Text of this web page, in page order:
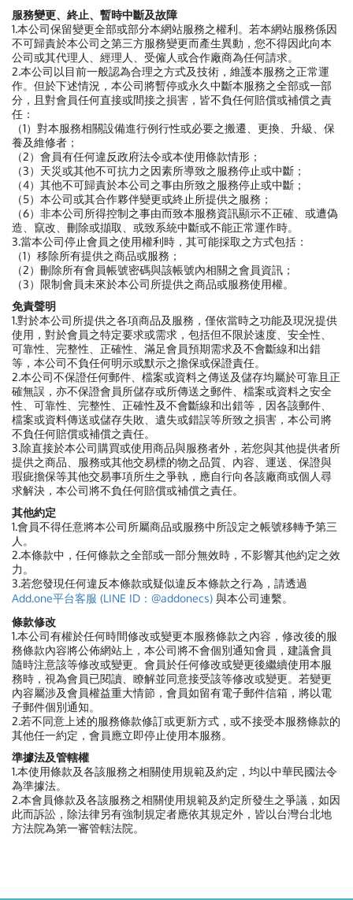
服務變更、終止、暫時中斷及故障
1.本公司保留變更全部或部分本網站服務之權利。若本網站服務係因
不可歸責於本公司之第三方服務變更而產生異動，您不得因此向本
公司或其代理人、經理人、受僱人或合作廠商為任何請求。
2.本公司以目前一般認為合理之方式及技術，維護本服務之正常運
作。但於下述情況，本公司將暫停或永久中斷本服務之全部或一部
分，且對會員任何直接或間接之損害，皆不負任何賠償或補償之責
任：
（1）對本服務相關設備進行例行性或必要之搬遷、更換、升級、保
養及維修者；
（2）會員有任何違反政府法令或本使用條款情形；
（3）天災或其他不可抗力之因素所導致之服務停止或中斷；
（4）其他不可歸責於本公司之事由所致之服務停止或中斷；
（5）本公司或其合作夥伴變更或終止所提供之服務；
（6）非本公司所得控制之事由而致本服務資訊顯示不正確、或遭偽
造、竄改、刪除或擷取、或致系統中斷或不能正常運作時。
3.當本公司停止會員之使用權利時，其可能採取之方式包括：
（1）移除所有提供之商品或服務；
（2）刪除所有會員帳號密碼與該帳號內相關之會員資訊；
（3）限制會員未來於本公司所提供之商品或服務使用權。
免責聲明
1.對於本公司所提供之各項商品及服務，僅依當時之功能及現況提供
使用，對於會員之特定要求或需求，包括但不限於速度、安全性、
可靠性、完整性、正確性、滿足會員預期需求及不會斷線和出錯
等，本公司不負任何明示或默示之擔保或保證責任。
2.本公司不保證任何郵件、檔案或資料之傳送及儲存均屬於可靠且正
確無誤，亦不保證會員所儲存或所傳送之郵件、檔案或資料之安全
性、可靠性、完整性、正確性及不會斷線和出錯等，因各該郵件、
檔案或資料傳送或儲存失敗、遺失或錯誤等所致之損害，本公司將
不負任何賠償或補償之責任。
3.除直接於本公司購買或使用商品與服務者外，若您與其他提供者所
提供之商品、服務或其他交易標的物之品質、內容、運送、保證與
瑕疵擔保等其他交易事項所生之爭執，應自行向各該廠商或個人尋
求解決，本公司將不負任何賠償或補償之責任。
其他約定
1.會員不得任意將本公司所屬商品或服務中所設定之帳號移轉予第三
人。
2.本條款中，任何條款之全部或一部分無效時，不影響其他約定之效
力。
3.若您發現任何違反本條款或疑似違反本條款之行為，請透過
Add.one平台客服 (LINE ID：@addonecs) 與本公司連繫。
條款修改
1.本公司有權於任何時間修改或變更本服務條款之內容，修改後的服
務條款內容將公佈網站上，本公司將不會個別通知會員，建議會員
隨時注意該等修改或變更。會員於任何修改或變更後繼續使用本服
務時，視為會員已閱讀、瞭解並同意接受該等修改或變更。若變更
內容屬涉及會員權益重大情節，會員如留有電子郵件信箱，將以電
子郵件個別通知。
2.若不同意上述的服務條款修訂或更新方式，或不接受本服務條款的
其他任一約定，會員應立即停止使用本服務。
準據法及管轄權
1.本使用條款及各該服務之相關使用規範及約定，均以中華民國法令
為準據法。
2.本會員條款及各該服務之相關使用規範及約定所發生之爭議，如因
此而訴訟，除法律另有強制規定者應依其規定外，皆以台灣台北地
方法院為第一審管轄法院。